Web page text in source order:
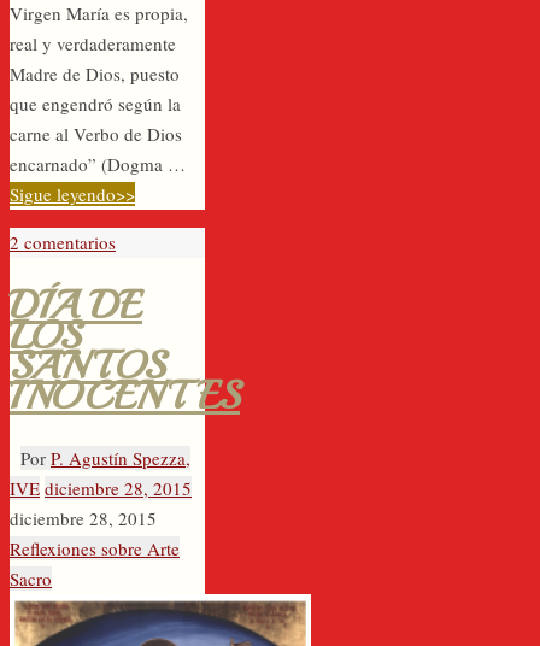
Virgen María es propia,
real y verdaderamente
Madre de Dios, puesto
que engendró según la
carne al Verbo de Dios
encarnado” (Dogma …
Sigue leyendo>>
2 comentarios
DÍA DE
LOS
SANTOS
INOCENTES
Por P. Agustín Spezza,
IVE diciembre 28, 2015
diciembre 28, 2015
Reflexiones sobre Arte
Sacro